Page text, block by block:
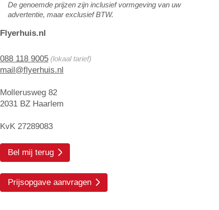
Flyerhuis.nl
088 118 9005 (lokaal tarief)
mail@flyerhuis.nl
Mollerusweg 82
2031 BZ Haarlem
KvK 27289083
Bel mij terug
Prijsopgave aanvragen
De genoemde prijzen zijn inclusief vormgeving van uw
advertentie, maar exclusief BTW.